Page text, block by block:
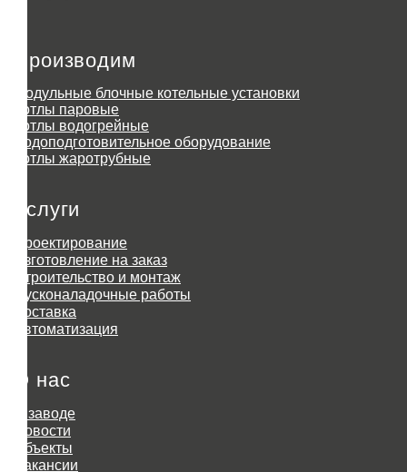
Производим
Модульные блочные котельные установки
Котлы паровые
Котлы водогрейные
Водоподготовительное оборудование
Котлы жаротрубные
Услуги
Проектирование
Изготовление на заказ
Строительство и монтаж
Пусконаладочные работы
Доставка
Автоматизация
О нас
О заводе
Новости
Объекты
Вакансии